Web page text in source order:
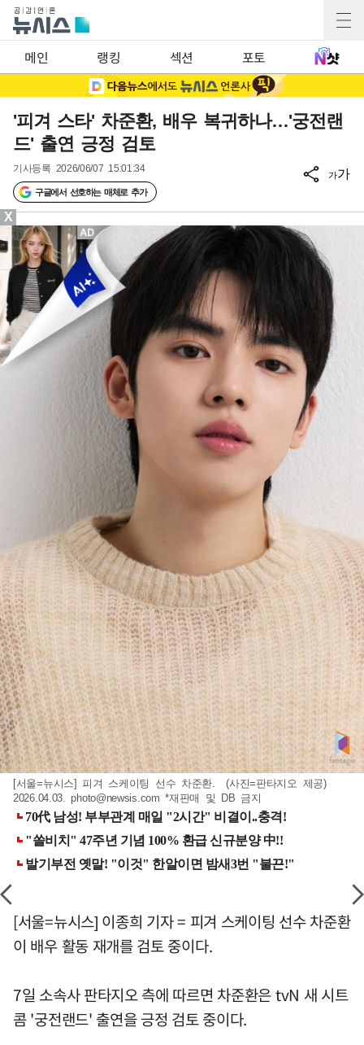
메인 랭킹 섹션 포토
'피겨 스타' 차준환, 배우 복귀하나…'궁전랜
드' 출연 긍정 검토
기사등록 2026/06/07 15:01:34
구글에서 선호하는 매체로 추가
가가
[서울=뉴시스] 피겨 스케이팅 선수 차준환. (사진=판타지오 제공)
2026.04.03.photo@newsis.com *재판매 및 DB 금지
[서울=뉴시스] 이종희 기자 = 피겨 스케이팅 선수 차준환
이 배우 활동 재개를 검토 중이다.
7일 소속사 판타지오 측에 따르면 차준환은 tvN 새 시트
콤 '궁전랜드' 출연을 긍정 검토 중이다.
X